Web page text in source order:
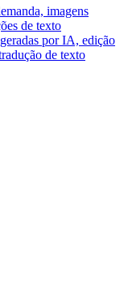
imagens
de texto
por IA, edição
de texto